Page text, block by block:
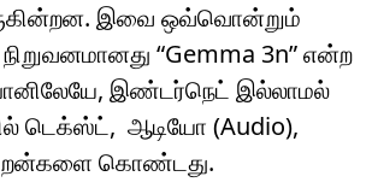
வருகின்றன. இவை ஒவ்வொன்றும்
“Gemma 3n” என்ற
இண்டர்நெட் இல்லாமல்
டெக்ஸ்ட், ஆடியோ (Audio),
திறன்களை கொண்டது.